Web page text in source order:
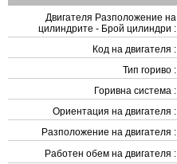
Двигателя Разположение на
цилиндрите - Брой цилиндри :
Код на двигателя :
Тип гориво :
Горивна система :
Ориентация на двигателя :
Разположение на двигателя :
Работен обем на двигателя :